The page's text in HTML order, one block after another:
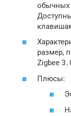
размер,
Zigbee
Плюсы: